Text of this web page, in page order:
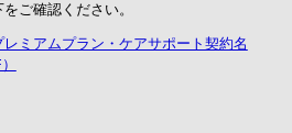
ご確認ください。
ミアムプラン・ケアサポート契約名